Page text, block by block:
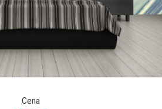
Cena